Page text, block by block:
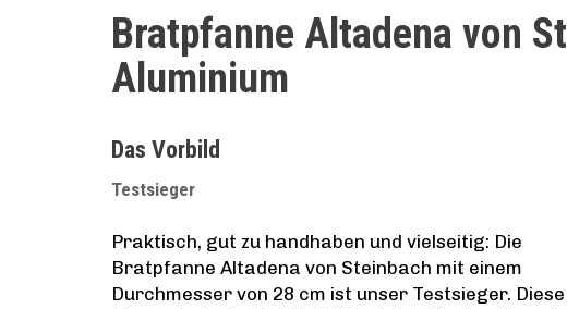
Bratpfanne Altadena von
Aluminium
Das Vorbild
Testsieger
Praktisch, gut zu handhaben und vielseitig: Die
Bratpfanne Altadena von Steinbach mit einem
Durchmesser von 28 cm ist unser Testsieger. Diese